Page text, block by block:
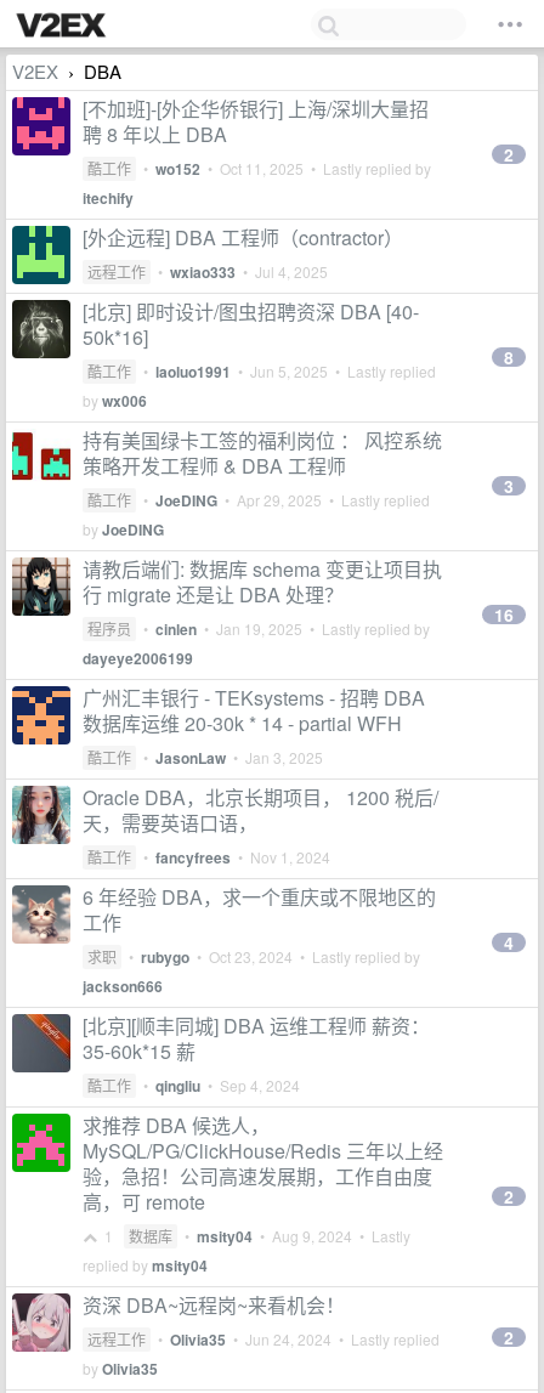
V2EX › DBA
[不加班]-[外企华侨银行] 上海/深圳大量招
聘 8 年以上 DBA
酷工作 • wo152 • Oct 11, 2025 • Lastly replied by
itechify
2
[外企远程] DBA 工程师（contractor）
远程工作 • wxiao333 • Jul 4, 2025
[北京] 即时设计/图虫招聘资深 DBA [40-
50k*16]
酷工作 • laoluo1991 • Jun 5, 2025 • Lastly replied
bywx006
8
持有美国绿卡工签的福利岗位 ： 风控系统
策略开发工程师 & DBA 工程师
酷工作 • JoeDING • Apr 29, 2025 • Lastly replied
byJoeDING
3
请教后端们: 数据库 schema 变更让项目执
行 migrate 还是让 DBA 处理？
程序员 • cinlen • Jan 19, 2025 • Lastly replied by
dayeye2006199
16
广州汇丰银行 - TEKsystems - 招聘 DBA
数据库运维 20-30k * 14 - partial WFH
酷工作 • JasonLaw • Jan 3, 2025
Oracle DBA，北京长期项目， 1200 税后/
天，需要英语口语，
酷工作 • fancyfrees • Nov 1, 2024
6 年经验 DBA，求一个重庆或不限地区的
工作
求职 • rubygo • Oct 23, 2024 • Lastly replied by
jackson666
4
[北京][顺丰同城] DBA 运维工程师 薪资：
35-60k*15 薪
酷工作 • qingliu • Sep 4, 2024
求推荐 DBA 候选人，
MySQL/PG/ClickHouse/Redis 三年以上经
验，急招！公司高速发展期，工作自由度
高，可 remote
1 数据库 • msity04 • Aug 9, 2024 • Lastly
replied bymsity04
2
资深 DBA~远程岗~来看机会！
远程工作 • Olivia35 • Jun 24, 2024 • Lastly replied
byOlivia35
2